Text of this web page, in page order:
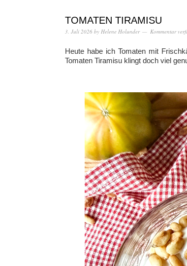
TOMATEN TIRAMISU
3. Juli 2026 by Helene Holunder Kommentar
Heute habe ich Tomaten mit
Tomaten Tiramisu klingt doch viel